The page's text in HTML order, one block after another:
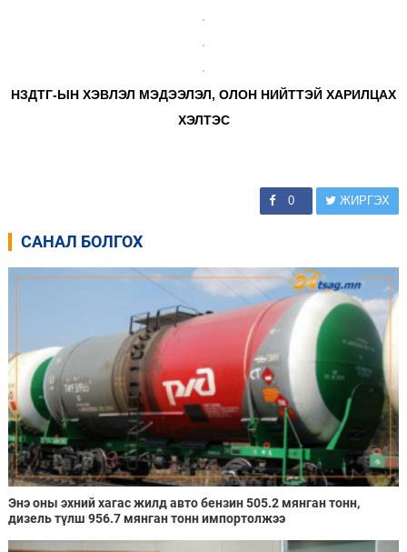
НЗДТГ-ЫН ХЭВЛЭЛ МЭДЭЭЛЭЛ, ОЛОН НИЙТТЭЙ ХАРИЛЦАХ
ХЭЛТЭС
0 ЖИРГЭХ
САНАЛ БОЛГОХ
Энэ оны эхний хагас жилд авто бензин 505.2 мянган тонн,
дизель түлш 956.7 мянган тонн импортолжээ